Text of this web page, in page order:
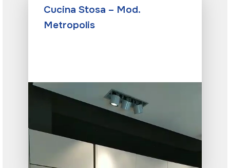
Cucina Stosa – Mod.
Metropolis